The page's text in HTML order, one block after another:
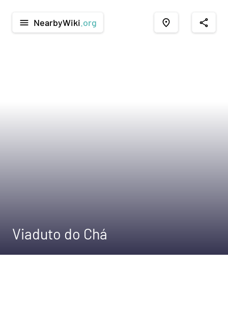
menu NearbyWiki .org place share
Viaduto do Chá